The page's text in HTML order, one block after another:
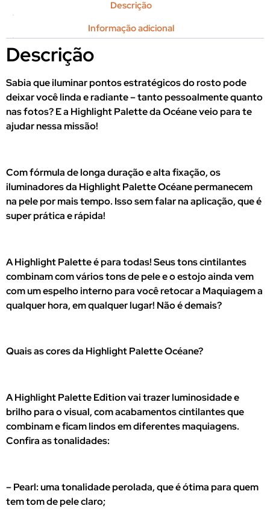
Descrição
Informação adicional
Descrição
Sabia que iluminar pontos estratégicos do rosto pode
deixar você linda e radiante – tanto pessoalmente quanto
nas fotos? E a Highlight Palette da Océane veio para te
ajudar nessa missão!
Com fórmula de longa duração e alta fixação, os
iluminadores da Highlight Palette Océane permanecem
na pele por mais tempo. Isso sem falar na aplicação, que é
super prática e rápida!
A Highlight Palette é para todas! Seus tons cintilantes
combinam com vários tons de pele e o estojo ainda vem
com um espelho interno para você retocar a Maquiagem a
qualquer hora, em qualquer lugar! Não é demais?
Quais as cores da Highlight Palette Océane?
A Highlight Palette Edition vai trazer luminosidade e
brilho para o visual, com acabamentos cintilantes que
combinam e ficam lindos em diferentes maquiagens.
Confira as tonalidades:
– Pearl: uma tonalidade perolada, que é ótima para quem
tem tom de pele claro;